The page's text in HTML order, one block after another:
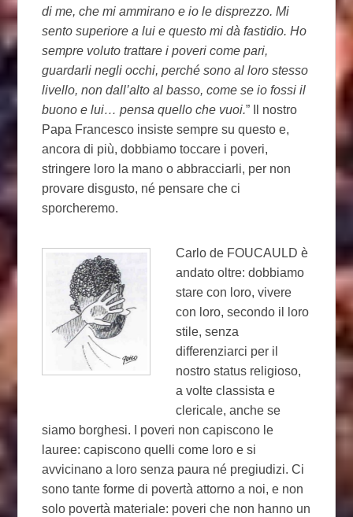
di me, che mi ammirano e io le disprezzo. Mi
sento superiore a lui e questo mi dà fastidio. Ho
sempre voluto trattare i poveri come pari,
guardarli negli occhi, perché sono al loro stesso
livello, non dall’alto al basso, come se io fossi il
buono e lui… pensa quello che vuoi.” Il nostro
Papa Francesco insiste sempre su questo e,
ancora di più, dobbiamo toccare i poveri,
stringere loro la mano o abbracciarli, per non
provare disgusto, né pensare che ci
sporcheremo.
Carlo de FOUCAULD è
andato oltre: dobbiamo
stare con loro, vivere
con loro, secondo il loro
stile, senza
differenziarci per il
nostro status religioso,
a volte classista e
clericale, anche se
siamo borghesi. I poveri non capiscono le
lauree: capiscono quelli come loro e si
avvicinano a loro senza paura né pregiudizi. Ci
sono tante forme di povertà attorno a noi, e non
solo povertà materiale: poveri che non hanno un